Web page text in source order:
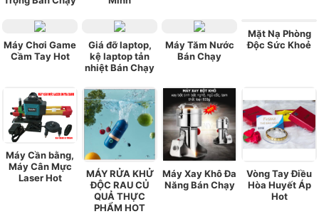
Máy Chơi Game
Cầm Tay Hot
Giá đỡ laptop,
kệ laptop tản
nhiệt Bán Chạy
Máy Tăm Nước
Bán Chạy
Mặt Nạ Phòng
Độc Sức Khoẻ
Máy Cần bằng,
Máy Cân Mực
Laser Hot
MÁY RỬA KHỬ
ĐỘC RAU CỦ
QUẢ THỰC
PHẨM HOT
Máy Xay Khô Đa
Năng Bán Chạy
Vòng Tay Điều
Hòa Huyết Áp
Hot